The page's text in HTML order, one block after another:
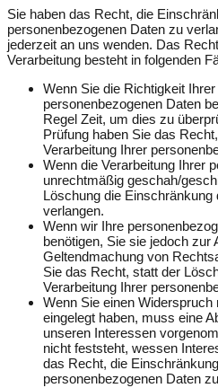
Sie haben das Recht, die
personenbezogenen Daten zu
jederzeit an uns wenden. Das
Verarbeitung besteht in folgenden
Wenn Sie die Richtigkeit
personenbezogenen Daten
Regel Zeit, um dies zu
Prüfung haben Sie das
Verarbeitung Ihrer
Wenn die Verarbeitung Ihrer
unrechtmäßig geschah/
Löschung die Einschränkung
verlangen.
Wenn wir Ihre
benötigen, Sie sie jedoch zur
Geltendmachung von
Sie das Recht, statt der
Verarbeitung Ihrer
Wenn Sie einen
eingelegt haben, muss eine
unseren Interessen
nicht feststeht, wessen
das Recht, die
personenbezogenen Daten